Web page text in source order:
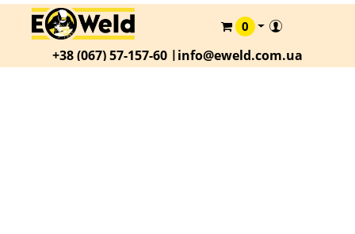
КАТАЛОГ
О
0
+38 (067) 57-157-60 |info@eweld.com.ua